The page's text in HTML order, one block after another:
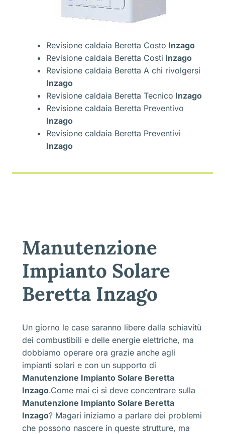
Revisione caldaia Beretta Costo Inzago
Revisione caldaia Beretta Costi Inzago
Revisione caldaia Beretta A chi rivolgersi
Inzago
Revisione caldaia Beretta Tecnico Inzago
Revisione caldaia Beretta Preventivo
Inzago
Revisione caldaia Beretta Preventivi
Inzago
Manutenzione
Impianto Solare
Beretta Inzago
Un giorno le case saranno libere dalla schiavitù
dei combustibili e delle energie elettriche, ma
dobbiamo operare ora grazie anche agli
impianti solari e con un supporto di
Manutenzione Impianto Solare Beretta
Inzago.Come mai ci si deve concentrare sulla
Manutenzione Impianto Solare Beretta
Inzago? Magari iniziamo a parlare dei problemi
che possono nascere in queste strutture, ma